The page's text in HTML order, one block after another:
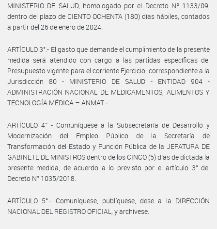
MINISTERIO DE SALUD, homologado por el Decreto Nº 1133/09,
dentro del plazo de CIENTO OCHENTA (180) días hábiles, contados
a partir del 26 de enero de 2024.
ARTÍCULO 3°.- El gasto que demande el cumplimiento de la presente
medida será atendido con cargo a las partidas específicas del
Presupuesto vigente para el corriente Ejercicio, correspondiente a la
Jurisdicción 80 - MINISTERIO DE SALUD - ENTIDAD 904 -
ADMINISTRACIÓN NACIONAL DE MEDICAMENTOS, ALIMENTOS Y
TECNOLOGÍA MÉDICA – ANMAT -.
ARTÍCULO 4° - Comuníquese a la Subsecretaría de Desarrollo y
Modernización del Empleo Público de la Secretaría de
Transformación del Estado y Función Pública de la JEFATURA DE
GABINETE DE MINISTROS dentro de los CINCO (5) días de dictada la
presente medida, de acuerdo a lo previsto por el artículo 3° del
Decreto N° 1035/2018.
ARTÍCULO 5°.- Comuníquese, publíquese, dese a la DIRECCIÓN
NACIONAL DEL REGISTRO OFICIAL, y archívese.